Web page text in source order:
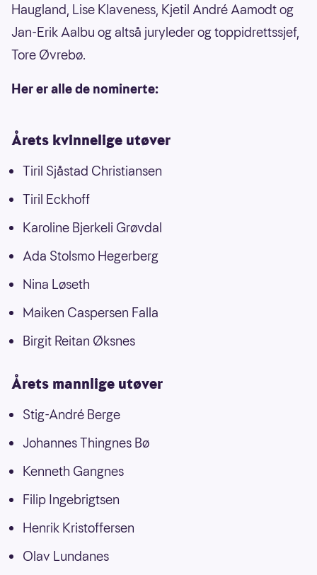
Haugland, Lise Klaveness, Kjetil André Aamodt og
Jan-Erik Aalbu og altså juryleder og toppidrettssjef,
Tore Øvrebø.
Her er alle de nominerte:
Årets kvinnelige utøver
Tiril Sjåstad Christiansen
Tiril Eckhoff
Karoline Bjerkeli Grøvdal
Ada Stolsmo Hegerberg
Nina Løseth
Maiken Caspersen Falla
Birgit Reitan Øksnes
Årets mannlige utøver
Stig-André Berge
Johannes Thingnes Bø
Kenneth Gangnes
Filip Ingebrigtsen
Henrik Kristoffersen
Olav Lundanes